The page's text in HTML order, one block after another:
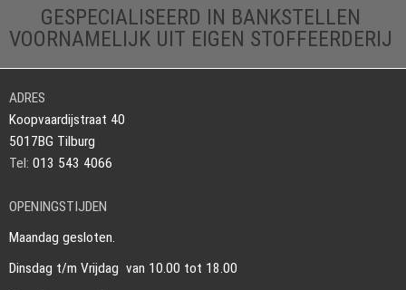
GESPECIALISEERD IN BANKSTELLEN
VOORNAMELIJK UIT EIGEN STOFFEERDERIJ
ADRES
Koopvaardijstraat 40
5017BG Tilburg
Tel: 013 543 4066
OPENINGSTIJDEN
Maandag gesloten.
Dinsdag t/m Vrijdag van 10.00 tot 18.00